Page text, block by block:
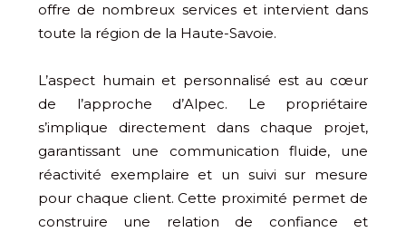
offre de nombreux services et intervient dans
toute la région de la Haute-Savoie.
L’aspect humain et personnalisé est au cœur
de l’approche d’Alpec. Le propriétaire
s’implique directement dans chaque projet,
garantissant une communication fluide, une
réactivité exemplaire et un suivi sur mesure
pour chaque client. Cette proximité permet de
construire une relation de confiance et